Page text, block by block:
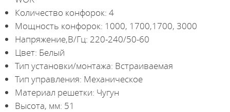
Количество конфорок: 4
Мощность конфорок: 1000, 1700,1700, 3000
Напряжение,В/Гц: 220-240/50-60
Цвет: Белый
Тип установки/монтажа: Встраиваемая
Тип управления: Механическое
Материал решетки: Чугун
Высота, мм: 51